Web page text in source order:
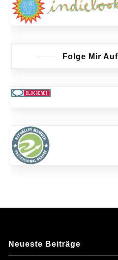
Folge Mir
Neueste Beiträge